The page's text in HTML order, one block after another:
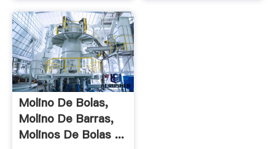
Molino De Bolas,
Molino De Barras,
Molinos De Bolas ...